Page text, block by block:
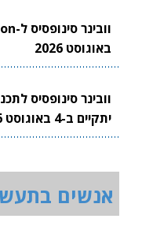
באוגוסט 2026
יתקיים ב-4 באוגוסט 2026
אנשים